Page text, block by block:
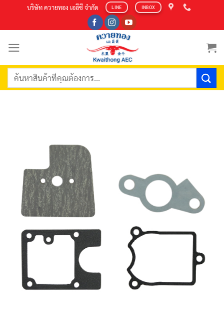
content
บริษัท ควายทอง เออีซี จำกัด LINE INBOX
ค้นหา: